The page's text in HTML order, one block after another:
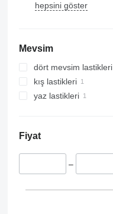
hepsini göster
Mevsim
dört mevsim lastikleri
kış lastikleri
yaz lastikleri
Fiyat
–